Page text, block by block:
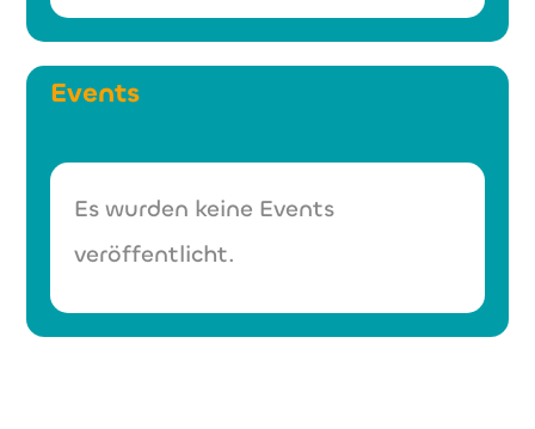
Events
Es wurden keine Events
veröffentlicht.